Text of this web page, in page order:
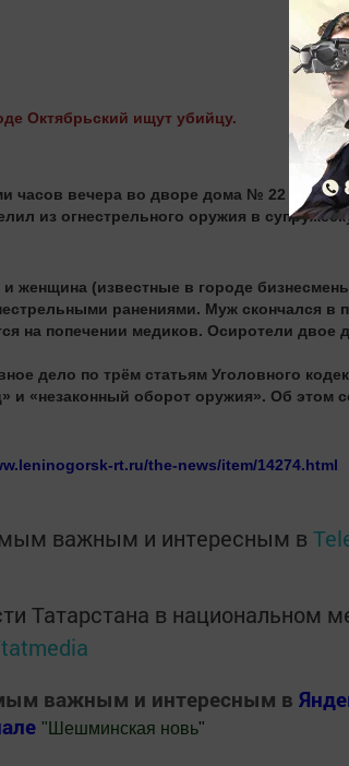
Октябрьский ищут убийцу.
часов вечера во дворе дома № 22 по
из огнестрельного оружия в
и женщина (известные в городе
ранениями. Муж скончался в
на попечении медиков. Осиротели двое
дело по трём статьям Уголовного
и «незаконный оборот оружия». Об этом
rt.ru/the-news/item/14274.html
важным и интересным в
Татарстана в национальном
важным и интересным в
" Шешминская новь"